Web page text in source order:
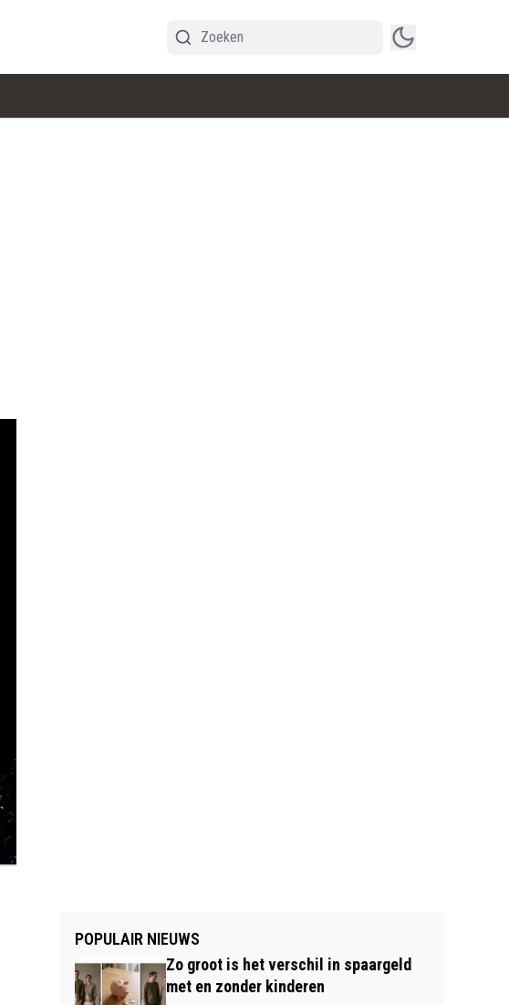
POPULAIR NIEUWS
Zo groot is het verschil in spaargeld
met en zonder kinderen